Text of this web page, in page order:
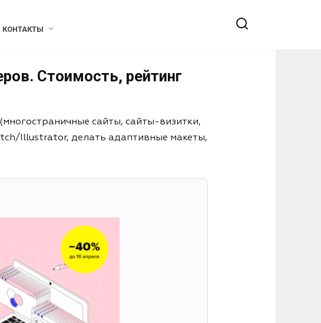
КОНТАКТЫ
Стоимость, рейтинг
сайты, сайты-визитки,
Illustrator, делать адаптивные макеты,